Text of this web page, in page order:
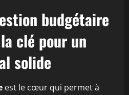
budgétaire
clé pour un
solide
est le cœur qui permet à